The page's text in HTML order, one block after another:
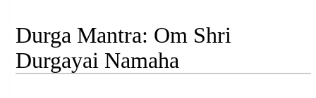
Durga Mantra: Om Shri
Durgayai Namaha